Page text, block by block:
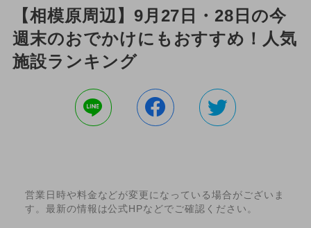
【相模原周辺】9月27日・28日の今
週末のおでかけにもおすすめ！人気
施設ランキング
営業日時や料金などが変更になっている場合がございま
す。最新の情報は公式HPなどでご確認ください。